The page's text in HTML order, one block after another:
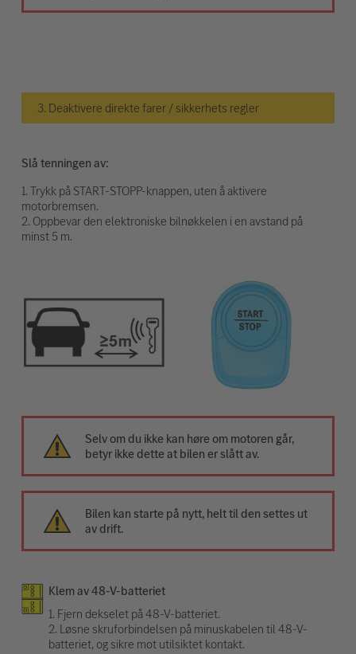
3. Deaktivere direkte farer / sikkerhets regler
Slå tenningen av:
1. Trykk på START-STOPP-knappen, uten å aktivere
motorbremsen.
2. Oppbevar den elektroniske bilnøkkelen i en avstand på
minst 5 m.
Selv om du ikke kan høre om motoren går,
betyr ikke dette at bilen er slått av.
Bilen kan starte på nytt, helt til den settes ut
av drift.
Klem av 48-V-batteriet
1. Fjern dekselet på 48-V-batteriet.
2. Løsne skruforbindelsen på minuskabelen til 48-V-
batteriet, og sikre mot utilsiktet kontakt.